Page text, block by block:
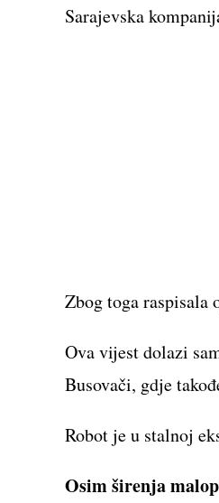
Sarajevska
Zbog toga raspisala
Ova vijest dolazi
Busovači, gdje
Robot je u stalnoj
Osim širenja